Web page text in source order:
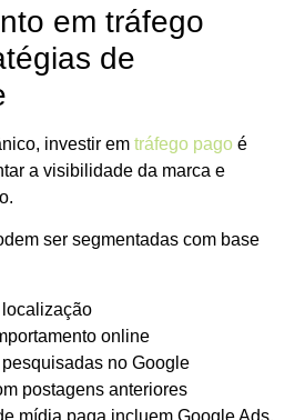
em tráfego
de
investir em tráfego pago é
a visibilidade da marca e
ser segmentadas com base
localização
online
no Google
postagens anteriores
mídia paga incluem Google Ads,